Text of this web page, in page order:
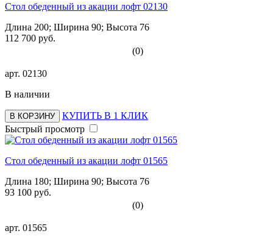
Стол обеденный из акации лофт 02130
Длина 200; Ширина 90; Высота 76
112 700 руб.
(0)
арт. 02130
В наличии
В КОРЗИНУ
КУПИТЬ В 1 КЛИК
Быстрый просмотр
Стол обеденный из акации лофт 01565
Длина 180; Ширина 90; Высота 76
93 100 руб.
(0)
арт. 01565